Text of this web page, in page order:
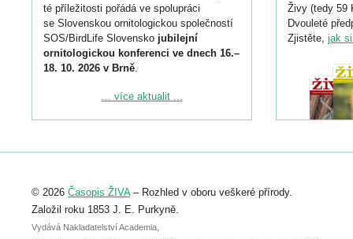
té příležitosti pořádá ve spolupráci
se Slovenskou ornitologickou společností
SOS/BirdLife Slovensko jubilejní
ornitologickou konferenci ve dnech 16.–
18. 10. 2026 v Brně.
Podrobnější informace ke konferenci
Registrovat se můžete do 6. září.
abstraktu přihlášené přednášky nebo
posteru je už 30. června.
... více aktualit ...
Živy (tedy 59
Dvouleté
Zjistěte, jak
© 2026 Časopis ŽIVA– Rozhled v oboru veškeré přírody.
Založil roku 1853 J. E. Purkyně.
Vydává Nakladatelství Academia,